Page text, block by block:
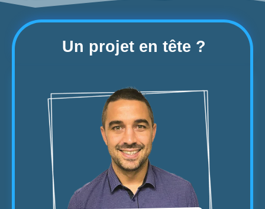
Un projet en tête ?